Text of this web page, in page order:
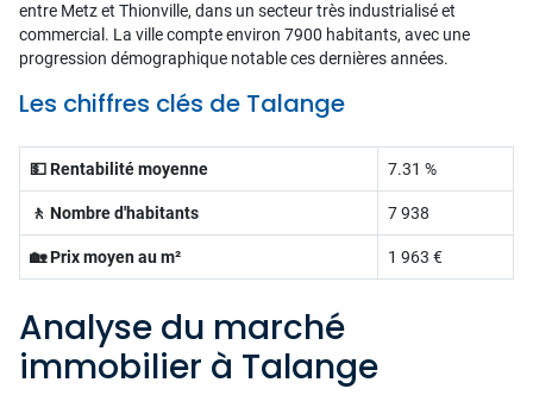
entre Metz et Thionville, dans un secteur très industrialisé et
commercial. La ville compte environ 7900 habitants, avec une
progression démographique notable ces dernières années.
Les chiffres clés de Talange
💵 Rentabilité moyenne 7.31 %
🚶 Nombre d'habitants 7 938
🏡 Prix moyen au m² 1 963 €
Analyse du marché
immobilier à Talange